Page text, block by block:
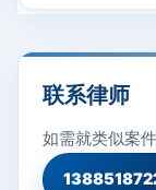
联系律师
如需就类似案